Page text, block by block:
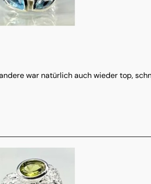
war natürlich auch wieder top,